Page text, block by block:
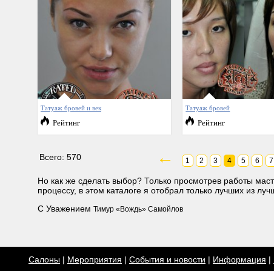
Татуаж бровей и век
Рейтинг
Татуаж бровей
Рейтинг
Всего: 570 ← 1 2 3 4 5 6 7
Но как же сделать выбор? Только просмотрев работы
процессу, в этом каталоге я отобрал только лучших из
С Уважением Тимур «Вождь» Самойлов
Салоны | Мероприятия | События и новости | Информация |